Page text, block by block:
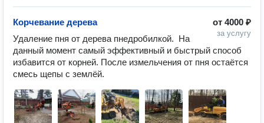
от 4000 ₽
за услугу
Корчевание дерева
Удаление пня от дерева пнедробилкой.  На
данный момент самый эффективный и быстрый способ
избавится от корней. После измельчения от пня остаётся
смесь щепы с землёй.